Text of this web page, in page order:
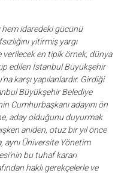
hem idaredeki gücünü
yitirmiş yargı
verilecek en tipik örnek, dünya
edilen İstanbul Büyükşehir
karşı yapılanlardır. Girdiği
Büyükşehir Belediye
Cumhurbaşkanı adayını ön
aday olduğunu duyurmak
aniden, otuz bir yıl önce
aynı Üniversite Yönetim
bu tuhaf kararı
haklı gerekçelerle ve